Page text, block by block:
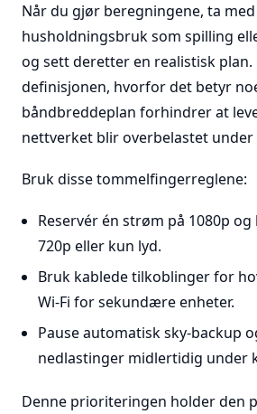
Når du gjør beregningene, ta
husholdningsbruk som spilling
og sett deretter en realistisk plan.
definisjonen, hvorfor det betyr
båndbreddeplan forhindrer at
nettverket blir overbelastet under
Bruk disse tommelfingerreglene:
Reservér én strøm på 1080p
720p eller kun lyd.
Bruk kablede tilkoblinger for
Wi-Fi for sekundære enheter.
Pause automatisk sky-backup
nedlastinger midlertidig under
Denne prioriteringen holder den